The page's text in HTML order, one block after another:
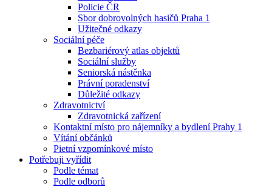
Policie ČR
Sbor dobrovolných hasičů Praha 1
Užitečné odkazy
Sociální péče
Bezbariérový atlas objektů
Sociální služby
Seniorská nástěnka
Právní poradenství
Důležité odkazy
Zdravotnictví
Zdravotnická zařízení
Kontaktní místo pro nájemníky a bydlení Prahy 1
Vítání občánků
Pietní vzpomínkové místo
Potřebuji vyřídit
Podle témat
Podle odborů